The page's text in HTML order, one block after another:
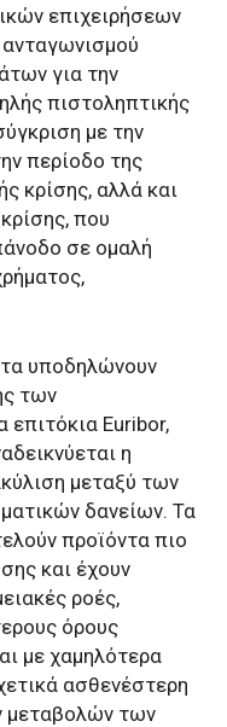
επιχειρήσεων
για την
πιστοληπτικής
με την
περίοδο της
κρίσης, αλλά και
που
σε ομαλή
υποδηλώνουν
των
επιτόκια Euribor,
η
μεταξύ των
δανείων. Τα
προϊόντα πιο
και έχουν
ροές,
όρους
με χαμηλότερα
ασθενέστερη
μεταβολών των